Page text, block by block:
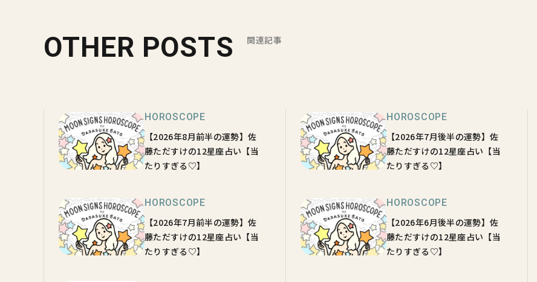
OTHER POSTS 関連記事
HOROSCOPE
【2026年8月前半の運勢】佐
藤ただすけの12星座占い【当
たりすぎる♡】
HOROSCOPE
【2026年7月後半の運勢】佐
藤ただすけの12星座占い【当
たりすぎる♡】
HOROSCOPE
【2026年7月前半の運勢】佐
藤ただすけの12星座占い【当
たりすぎる♡】
HOROSCOPE
【2026年6月後半の運勢】佐
藤ただすけの12星座占い【当
たりすぎる♡】